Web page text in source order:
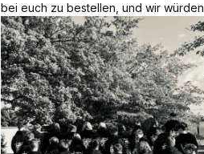
bei euch zu bestellen, und wir würden
es auch sofort nochmal tun!
Vielen Dank für alles 😊